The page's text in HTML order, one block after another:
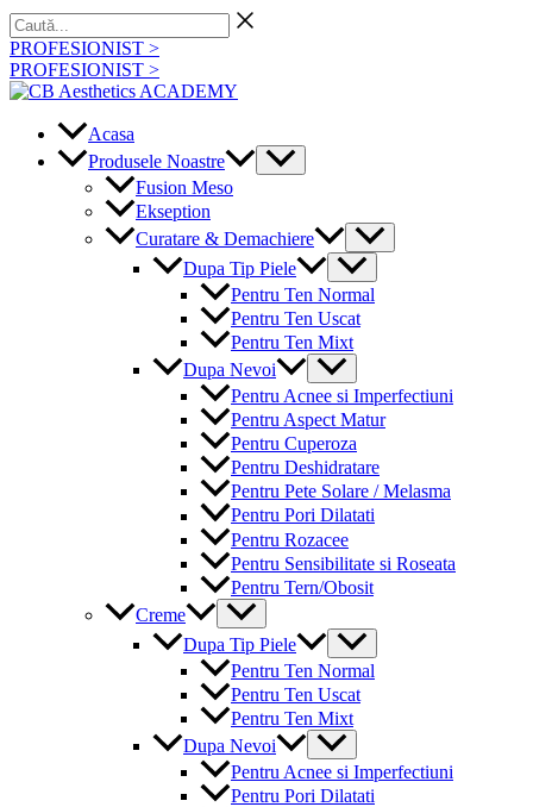
Skip
to
content
Caută...
PROFESIONIST >
PROFESIONIST >
Acasa
Produsele Noastre
Menu
Toggle
Fusion Meso
Ekseption
Curatare & Demachiere
Menu
Toggle
Dupa Tip Piele
Menu
Toggle
Pentru Ten Normal
Pentru Ten Uscat
Pentru Ten Mixt
Dupa Nevoi
Menu
Toggle
Pentru Acnee si Imperfectiuni
Pentru Aspect Matur
Pentru Cuperoza
Pentru Deshidratare
Pentru Pete Solare / Melasma
Pentru Pori Dilatati
Pentru Rozacee
Pentru Sensibilitate si Roseata
Pentru Tern/Obosit
Creme
Menu
Toggle
Dupa Tip Piele
Menu
Toggle
Pentru Ten Normal
Pentru Ten Uscat
Pentru Ten Mixt
Dupa Nevoi
Menu
Toggle
Pentru Acnee si Imperfectiuni
Pentru Pori Dilatati